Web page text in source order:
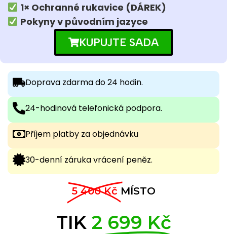
1× Ochranné rukavice (DÁREK)
Pokyny v původním jazyce
KUPUJTE SADA
Doprava zdarma do 24 hodin.
24-hodinová telefonická podpora.
Příjem platby za objednávku
30-denní záruka vrácení peněz.
5 400 Kč MÍSTO
TIK 2 699 Kč